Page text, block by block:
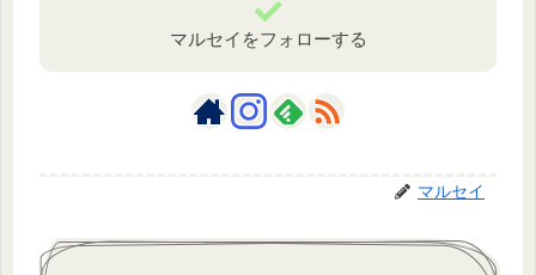
マルセイをフォローする
マルセイ